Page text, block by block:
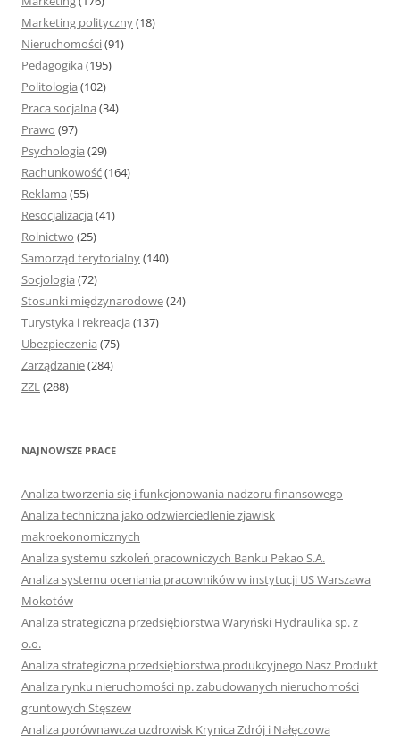
Marketing polityczny(18)
Nieruchomości(91)
Pedagogika (195)
Politologia (102)
Praca socjalna (34)
Prawo (97)
Psychologia (29)
Rachunkowość(164)
Reklama (55)
Resocjalizacja (41)
Rolnictwo (25)
Samorząd terytorialny(140)
Socjologia (72)
Stosunki międzynarodowe(24)
Turystyka i rekreacja (137)
Ubezpieczenia (75)
Zarządzanie(284)
ZZL(288)
NAJNOWSZE PRACE
Analiza tworzenia się i funkcjonowania nadzoru finansowego
Analiza techniczna jako odzwierciedlenie zjawisk
makroekonomicznych
Analiza systemu szkoleń pracowniczych Banku Pekao S.A.
Analiza systemu oceniania pracowników w instytucji US Warszawa
Mokotów
Analiza strategiczna przedsiębiorstwa Waryński Hydraulika sp. z
o.o.
Analiza strategiczna przedsiębiorstwa produkcyjnego Nasz Produkt
Analiza rynku nieruchomości np. zabudowanych nieruchomości
gruntowych Stęszew
Analiza porównawcza uzdrowisk Krynica Zdrój i Nałęczowa